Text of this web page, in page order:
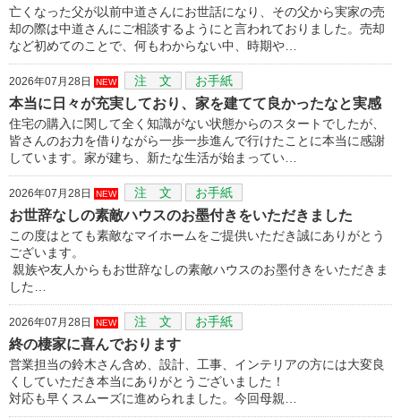
亡くなった父が以前中道さんにお世話になり、その父から実家の売
却の際は中道さんにご相談するようにと言われておりました。売却
など初めてのことで、何もわからない中、時期や…
2026年07月28日 NEW 注 文 お手紙
本当に日々が充実しており、家を建てて良かったなと実感
住宅の購入に関して全く知識がない状態からのスタートでしたが、
皆さんのお力を借りながら一歩一歩進んで行けたことに本当に感謝
しています。家が建ち、新たな生活が始まってい…
2026年07月28日 NEW 注 文 お手紙
お世辞なしの素敵ハウスのお墨付きをいただきました
この度はとても素敵なマイホームをご提供いただき誠にありがとう
ございます。
親族や友人からもお世辞なしの素敵ハウスのお墨付きをいただきま
した…
2026年07月28日 NEW 注 文 お手紙
終の棲家に喜んでおります
営業担当の鈴木さん含め、設計、工事、インテリアの方には大変良
くしていただき本当にありがとうございました！
対応も早くスムーズに進められました。今回母親…